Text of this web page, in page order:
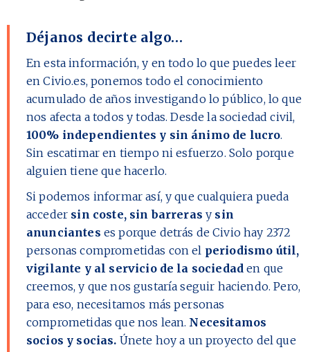
Déjanos decirte algo…
En esta información, y en todo lo que puedes leer
en Civio.es, ponemos todo el conocimiento
acumulado de años investigando lo público, lo que
nos afecta a todos y todas. Desde la sociedad civil,
100% independientes y sin ánimo de lucro.
Sin escatimar en tiempo ni esfuerzo. Solo porque
alguien tiene que hacerlo.
Si podemos informar así, y que cualquiera pueda
acceder sin coste, sin barreras y sin
anunciantes es porque detrás de Civio hay 2372
personas comprometidas con el periodismo útil,
vigilante y al servicio de la sociedad en que
creemos, y que nos gustaría seguir haciendo. Pero,
para eso, necesitamos más personas
comprometidas que nos lean. Necesitamos
socios y socias. Únete hoy a un proyecto del que